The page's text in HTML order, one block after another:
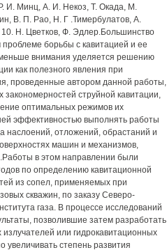
И. Минц, А. И. Некоз, Т. Окада, М.
В. П. Pao, Н. Г .Тимербулатов, А.
Н. Цветков, Ф. Эдлер.Большинство
борьбы с кавитацией и ее
внимания уделяется решению
как полезного явления при
проведенные автором данной работы,
струйной кавитации,
оптимальных режимов их
эффективностью выполнять работы
наслоений, отложений, обрастаний и
машин и механизмов,
в этом направлении были
по определению кавитационной
из сопел, применяемых при
скважин, по заказу Северо-
газа. В процессе исследований
позволившие затем разработать
или гидрокавитационных
увеличивать степень развития